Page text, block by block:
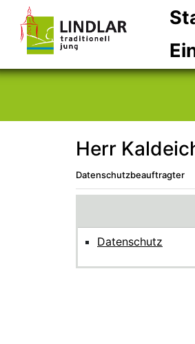
Herr
Datenschutzbeauftragter
Datenschutz